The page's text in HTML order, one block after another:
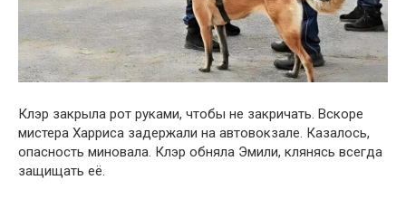
Клэр закрыла рот руками, чтобы не закричать. Вскоре
мистера Харриса задержали на автовокзале. Казалось,
опасность миновала. Клэр обняла Эмили, клянясь всегда
защищать её.